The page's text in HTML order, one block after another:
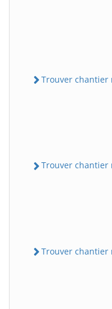
Trouver chantier
Trouver chantier
Trouver chantier